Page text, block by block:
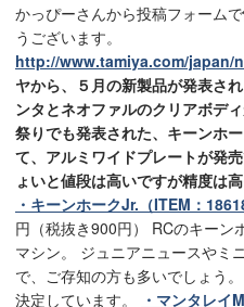
かっぴーさんから投稿フォーム
うございます。
http://www.tamiya.com/japan/
ヤから、５月の新製品が発表され
ンタとネオファルのクリアボデ
祭りでも発表された、キーンホ
て、アルミワイドプレートが発
ょいと値段は高いですが精度は
・キーンホークJr.（ITEM：
円（税抜き900円） RCのキーン
マシン。 ジュニアニュースやミ
で、ご存知の方も多いでしょう
決定しています。
・マンタレイ